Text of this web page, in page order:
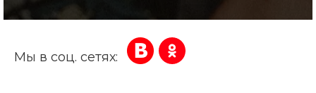
Мы в соц. сетях: